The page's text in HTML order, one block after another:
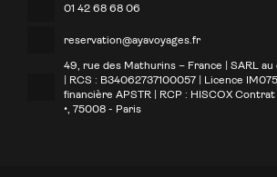
01 42 68 68 06
reservation@ayavoyages.fr
49, rue des Mathurins – France | SARL au
| RCS : B34062737100057 | Licence
financière APSTR | RCP : HISCOX
• , 75008 - Paris